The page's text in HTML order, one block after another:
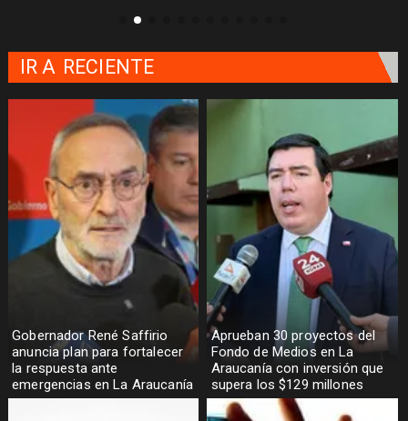
Gobernador René Saffirio
anuncia plan para fortalecer
la respuesta ante
emergencias en La Araucanía
Aprueban 30 proyectos del
Fondo de Medios en La
Araucanía con inversión que
supera los $129 millones
IR A RECIENTE